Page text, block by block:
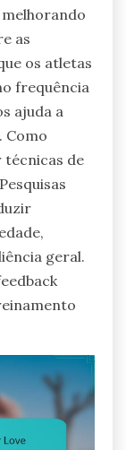
as
os atletas
frequência
ajuda a
Como
técnicas de
geral.